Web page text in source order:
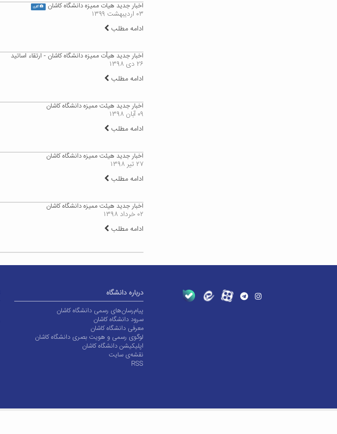
اخبار جدید هیات ممیزه دانشگاه کاشان گالری
۰۳ اردیبهشت ۱۳۹۹
ادامه مطلب
اخبار جدید هیأت ممیزه دانشگاه کاشان - ارتقاء اساتید
۲۶ دی ۱۳۹۸
ادامه مطلب
اخبار جدید هیئت ممیزه دانشگاه کاشان
۰۹ آبان ۱۳۹۸
ادامه مطلب
اخبار جدید هیئت ممیزه دانشگاه کاشان
۲۷ تیر ۱۳۹۸
ادامه مطلب
اخبار جدید هیئت ممیزه دانشگاه کاشان
۰۲ خرداد ۱۳۹۸
ادامه مطلب
درباره دانشگاه
پیام‌رسان‌های رسمی دانشگاه کاشان
سرود دانشگاه کاشان
معرفی دانشگاه کاشان
لوگوی رسمی و هویت بصری دانشگاه کاشان
اپلیکیشن دانشگاه کاشان
نقشه‌ی سایت
RSS